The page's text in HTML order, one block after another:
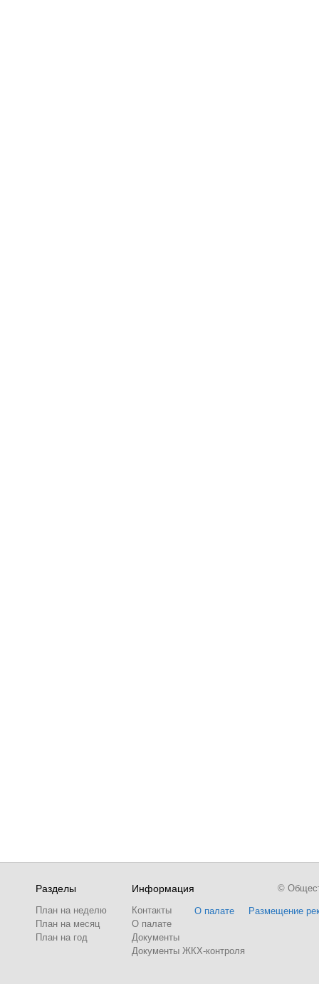
Разделы
План на неделю
План на месяц
План на год
Информация
Контакты
О палате
Документы
Документы ЖКХ-контроля
О палате Размещение
©